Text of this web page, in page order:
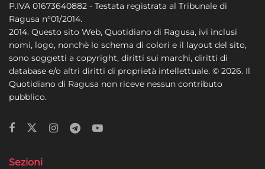
P.IVA 01673640882 - Testata registrata al Tribunale di
Ragusa n°01/2014.
2014. Questo sito Web, Quotidiano di Ragusa, ivi inclusi
nomi, logo, nonchè lo schema di colori e il layout del sito,
sono soggetti a copyright, diritti sui marchi, diritti di
database e/o altri diritti di proprietà intellettuale. © 2026. Il
Quotidiano di Ragusa non riceve nessun contributo
pubblico.
Sezioni